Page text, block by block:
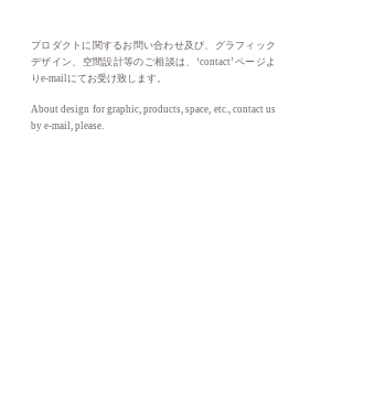
プロダクトに関するお問い合わせ及び、グラフィック
デザイン、空間設計等のご相談は、‘contact’ ページよ
りe-mailにてお受け致します。
About design for graphic, products, space, etc., contact us
by e-mail, please.